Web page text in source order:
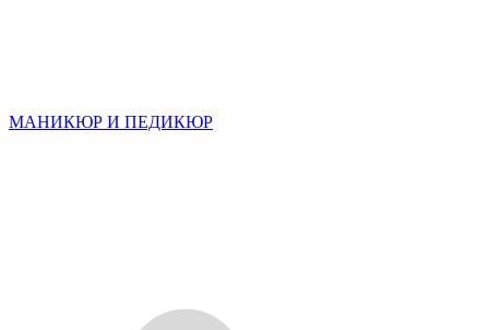
МАНИКЮР И ПЕДИКЮР